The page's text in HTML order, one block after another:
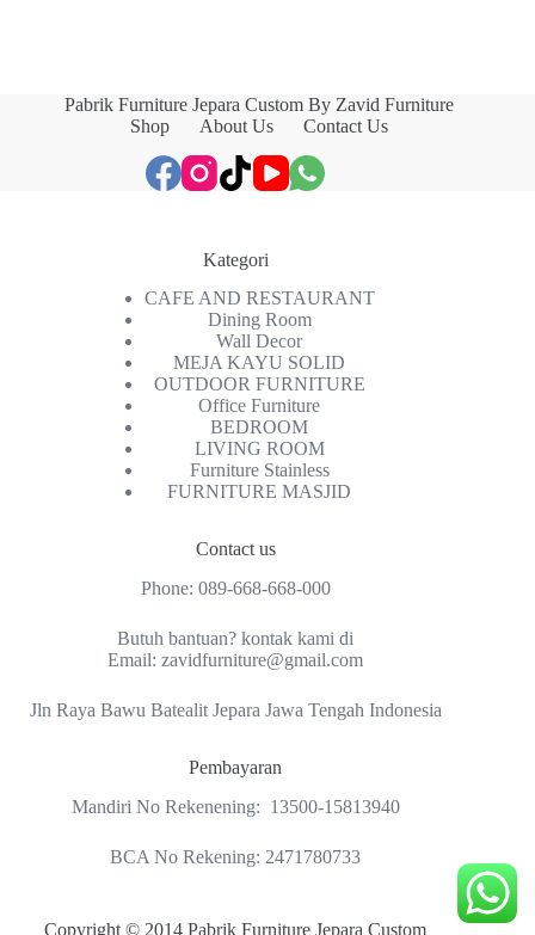
Pabrik Furniture Jepara Custom By Zavid Furniture
Shop
About Us Contact Us
Kategori
CAFE AND RESTAURANT
Dining Room
Wall Decor
MEJA KAYU SOLID
OUTDOOR FURNITURE
Office Furniture
BEDROOM
LIVING ROOM
Furniture Stainless
FURNITURE MASJID
Contact us
Phone: 089-668-668-000
Butuh bantuan? kontak kami di
Email:zavidfurniture@gmail.com
Jln Raya Bawu Batealit Jepara Jawa Tengah Indonesia
Pembayaran
Mandiri No Rekenening: 13500-15813940
BCA No Rekening: 2471780733
Copyright © 2014 Pabrik Furniture Jepara Custom